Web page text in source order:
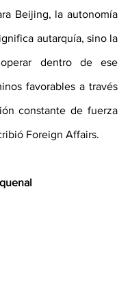
Beijing, la autonomía
autarquía, sino la
dentro de ese
favorables a través
constante de fuerza
Foreign Affairs.